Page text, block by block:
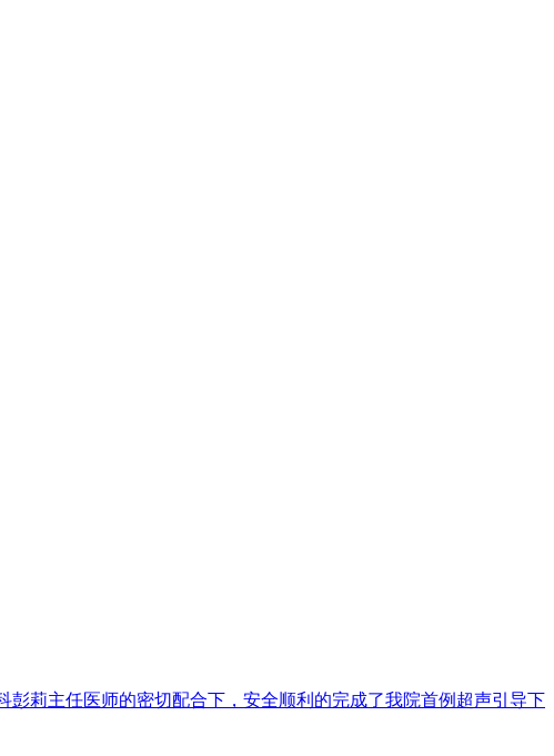
莉主任医师的密切配合下，安全顺利的完成了我院首例超声引导下